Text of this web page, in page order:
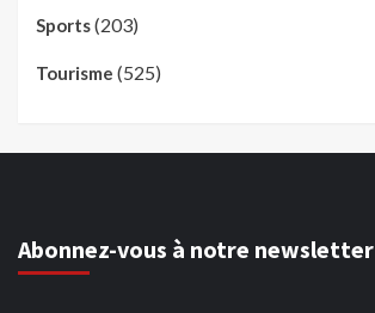
Sports(203)
Tourisme (525)
Abonnez-vous à notre newsletter